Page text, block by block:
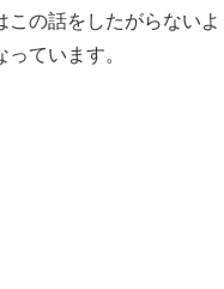
この話をしたがらない
ています。